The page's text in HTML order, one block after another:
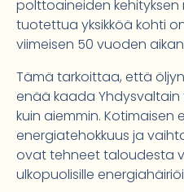
polttoaineiden kehityksen
tuotettua yksikköä kohti
viimeisen 50 vuoden
Tämä tarkoittaa, että
enää kaada
kuin aiemmin. Kotimaisen
energiatehokkuus ja
ovat tehneet taloudesta
ulkopuolisille